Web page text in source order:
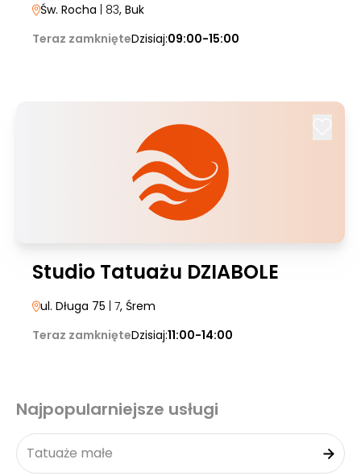
Św. Rocha | 83, Buk
Teraz zamknięteDzisiaj:09:00-15:00
Studio Tatuażu DZIABOLE
ul. Długa 75 | 7, Śrem
Teraz zamknięteDzisiaj:11:00-14:00
Najpopularniejsze usługi
Tatuaże małe